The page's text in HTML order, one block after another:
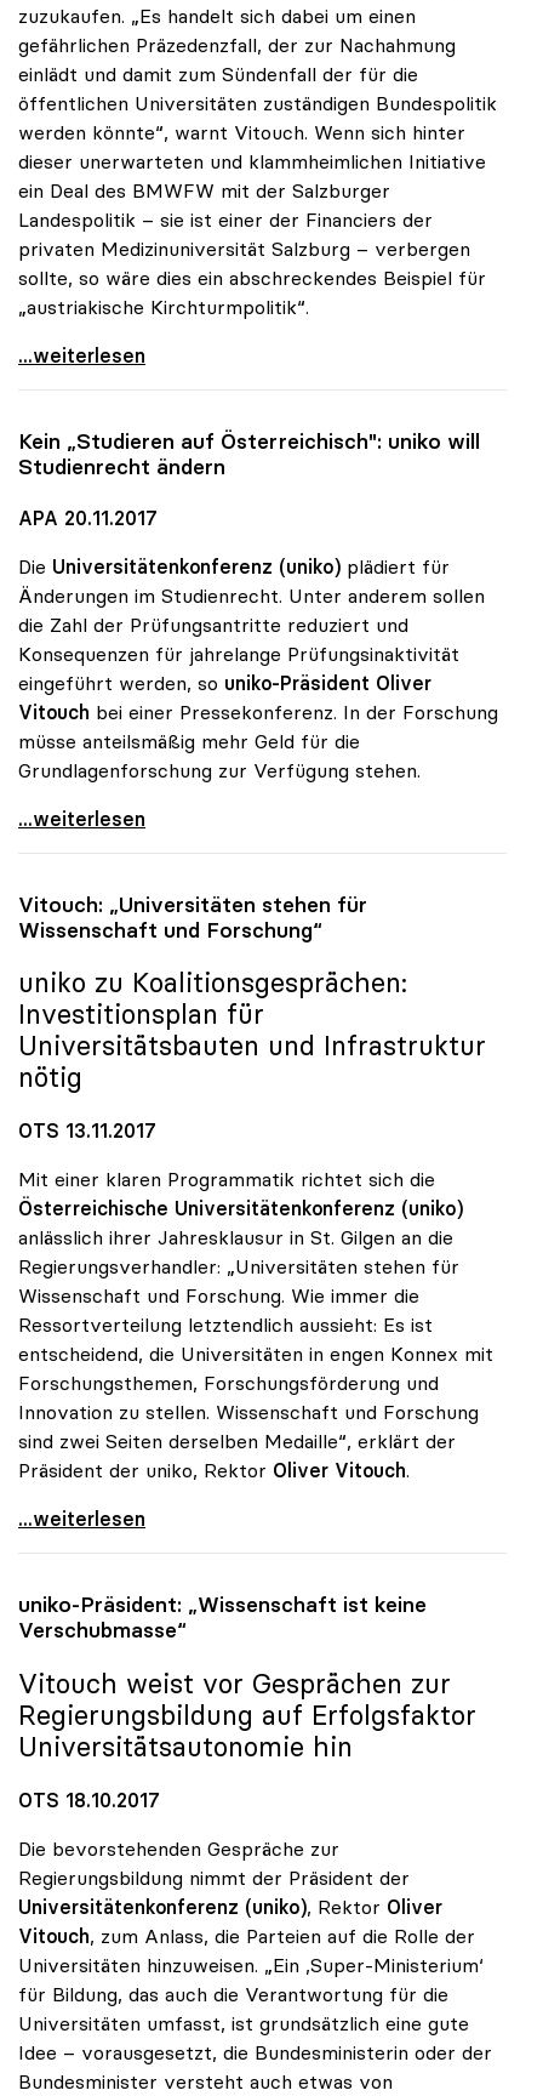
zuzukaufen. „Es handelt sich dabei um einen
gefährlichen Präzedenzfall, der zur Nachahmung
einlädt und damit zum Sündenfall der für die
öffentlichen Universitäten zuständigen Bundespolitik
werden könnte“, warnt Vitouch. Wenn sich hinter
dieser unerwarteten und klammheimlichen Initiative
ein Deal des BMWFW mit der Salzburger
Landespolitik – sie ist einer der Financiers der
privaten Medizinuniversität Salzburg – verbergen
sollte, so wäre dies ein abschreckendes Beispiel für
„austriakische Kirchturmpolitik“.
uniko sieht in Zukauf von Medizinstudienplätzen
...weiterlesen
Kein „Studieren auf Österreichisch": uniko will
Studienrecht ändern
APA 20.11.2017
Die Universitätenkonferenz (uniko) plädiert für
Änderungen im Studienrecht. Unter anderem sollen
die Zahl der Prüfungsantritte reduziert und
Konsequenzen für jahrelange Prüfungsinaktivität
eingeführt werden, so uniko-Präsident Oliver
Vitouch bei einer Pressekonferenz. In der Forschung
müsse anteilsmäßig mehr Geld für die
Grundlagenforschung zur Verfügung stehen.
Kein „Studieren auf Österreichisch\": uniko will
...weiterlesen
Vitouch: „Universitäten stehen für
Wissenschaft und Forschung“
uniko zu Koalitionsgesprächen:
Investitionsplan für
Universitätsbauten und Infrastruktur
nötig
OTS 13.11.2017
Mit einer klaren Programmatik richtet sich die
Österreichische Universitätenkonferenz (uniko)
anlässlich ihrer Jahresklausur in St. Gilgen an die
Regierungsverhandler: „Universitäten stehen für
Wissenschaft und Forschung. Wie immer die
Ressortverteilung letztendlich aussieht: Es ist
entscheidend, die Universitäten in engen Konnex mit
Forschungsthemen, Forschungsförderung und
Innovation zu stellen. Wissenschaft und Forschung
sind zwei Seiten derselben Medaille“, erklärt der
Präsident der uniko, Rektor Oliver Vitouch.
Vitouch: „Universitäten stehen für Wissenschaft
...weiterlesen
uniko-Präsident: „Wissenschaft ist keine
Verschubmasse“
Vitouch weist vor Gesprächen zur
Regierungsbildung auf Erfolgsfaktor
Universitätsautonomie hin
OTS 18.10.2017
Die bevorstehenden Gespräche zur
Regierungsbildung nimmt der Präsident der
Universitätenkonferenz (uniko), Rektor Oliver
Vitouch, zum Anlass, die Parteien auf die Rolle der
Universitäten hinzuweisen. „Ein ‚Super-Ministerium‘
für Bildung, das auch die Verantwortung für die
Universitäten umfasst, ist grundsätzlich eine gute
Idee – vorausgesetzt, die Bundesministerin oder der
Bundesminister versteht auch etwas von